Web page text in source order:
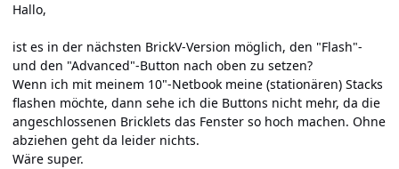
Hallo,
ist es in der nächsten BrickV-Version möglich, den "Flash"-
und den "Advanced"-Button nach oben zu setzen?
Wenn ich mit meinem 10"-Netbook meine (stationären) Stacks
flashen möchte, dann sehe ich die Buttons nicht mehr, da die
angeschlossenen Bricklets das Fenster so hoch machen. Ohne
abziehen geht da leider nichts.
Wäre super.